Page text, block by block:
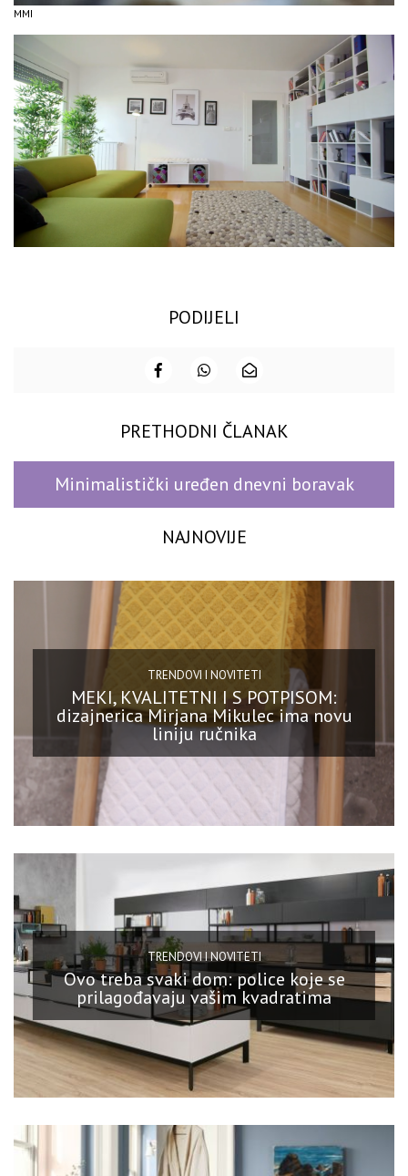
MMI
PODIJELI
PRETHODNI ČLANAK
Minimalistički uređen dnevni boravak
NAJNOVIJE
TRENDOVI I NOVITETI
MEKI, KVALITETNI I S POTPISOM:
dizajnerica Mirjana Mikulec ima novu
liniju ručnika
TRENDOVI I NOVITETI
Ovo treba svaki dom: police koje se
prilagođavaju vašim kvadratima